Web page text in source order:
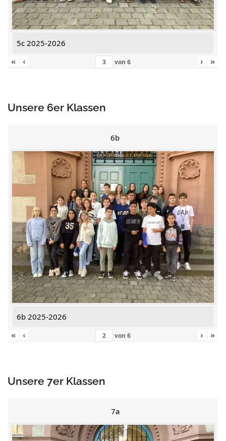
5c 2025-2026
«
‹ von 6 › »
Unsere 6er Klassen
6b
6b 2025-2026
«
‹ von 6 › »
Unsere 7er Klassen
7a